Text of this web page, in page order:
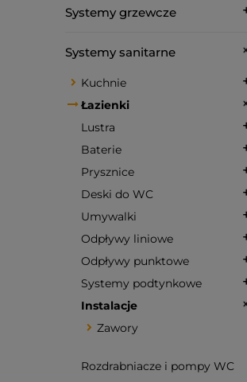
Systemy grzewcze
Systemy sanitarne
Kuchnie
Łazienki
Lustra
Baterie
Prysznice
Deski do WC
Umywalki
Odpływy liniowe
Odpływy punktowe
Systemy podtynkowe
Instalacje
Zawory
Rozdrabniacze i pompy WC